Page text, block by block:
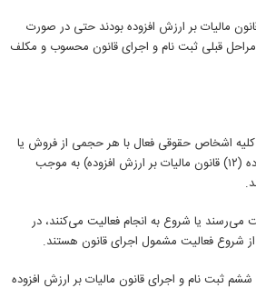
مالیات بر ارزش افزوده بودند حتی در صورت
قبلی ثبت نام و اجرای قانون محسوب و مکلف
ارزش افزوده نیز که از اول مهر ۱۳۹۵ آغاز شده است، کلیه اشخاص حقوقی فعال با هر حجمی از فروش یا
درآمد (کالا و خدمت) (به استثنای اشخاص حقوقی با فعالیت‌های صرفا معاف موضوع ماده (۱۲) قانون مالیات بر ارزش افزوده) به موجب
می‌رسند یا شروع به انجام فعالیت می‌کنند، در
شروع فعالیت مشمول اجرای قانون هستند.
ثبت نام و اجرای قانون مالیات بر ارزش افزوده